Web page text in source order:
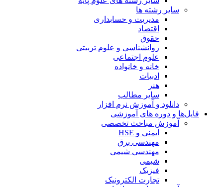
سایر رشته ها
مدیریت و حسابداری
اقتصاد
حقوق
روانشناسی و علوم تربیتی
علوم اجتماعی
خانه و خانواده
ادبیات
هنر
سایر مطالب
دانلود و آموزش نرم افزار
فایل‌ها و دوره های آموزشی
آموزش مباحث تخصصی
ایمنی و HSE
مهندسی برق
مهندسی شیمی
شیمی
فیزیک
تجارت الکترونیک